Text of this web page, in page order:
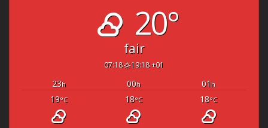
20°
fair
07:18 19:18 +01
23h 00h 01 h
19°C 18°C 18°C